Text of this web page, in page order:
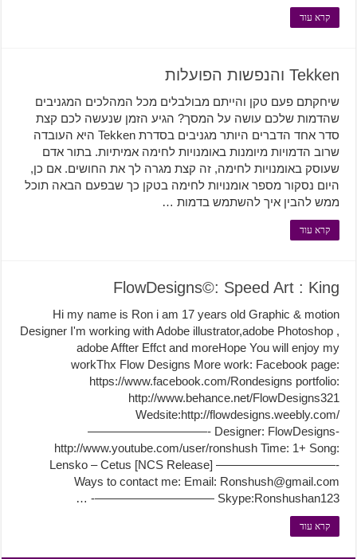
קרא עוד
Tekken והנפשות הפועלות
שיחקתם פעם טקן והייתם מבולבלים מכל המהלכים המגניבים
שהדמות שלכם עושה על המסך? הגיע הזמן שנעשה לכם קצת
סדר אחד הדברים היותר מגניבים בסדרת Tekken היא העובדה
שרוב הדמויות מיומנות באומנויות לחימה אמיתיות. בתור אדם
שעוסק באומנויות לחימה, זה קצת מגרה לך את החושים. אם כן,
היום נסקור מספר אומנויות לחימה בטקן כך שבפעם הבאה תוכל
ממש להבין איך להשתמש בדמות …
קרא עוד
FlowDesigns©: Speed Art : King
Hi my name is Ron i am 17 years old Graphic & motion
Designer I'm working with Adobe illustrator,adobe Photoshop ,
adobe Affter Effct and moreHope You will enjoy my
workThx Flow Designs More work: Facebook page:
https://www.facebook.com/Rondesigns portfolio:
http://www.behance.net/FlowDesigns321
Wedsite:http://flowdesigns.weebly.com/
——————————- Designer: FlowDesigns-
http://www.youtube.com/user/ronshush Time: 1+ Song:
Lensko – Cetus [NCS Release] ——————————-
Ways to contact me: Email: Ronshush@gmail.com
Skype:Ronshushan123 ——————————- …
קרא עוד